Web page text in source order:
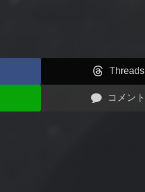
Threads
コメント